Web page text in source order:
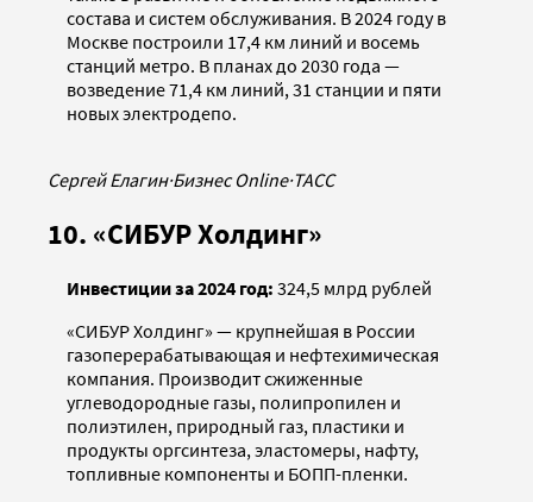
состава и систем обслуживания. В 2024 году в
Москве построили 17,4 км линий и восемь
станций метро. В планах до 2030 года —
возведение 71,4 км линий, 31 станции и пяти
новых электродепо.
Сергей Елагин·Бизнес Online·ТАСС
10. «СИБУР Холдинг»
Инвестиции за 2024 год: 324,5 млрд рублей
«СИБУР Холдинг» — крупнейшая в России
газоперерабатывающая и нефтехимическая
компания. Производит сжиженные
углеводородные газы, полипропилен и
полиэтилен, природный газ, пластики и
продукты оргсинтеза, эластомеры, нафту,
топливные компоненты и БОПП-пленки.